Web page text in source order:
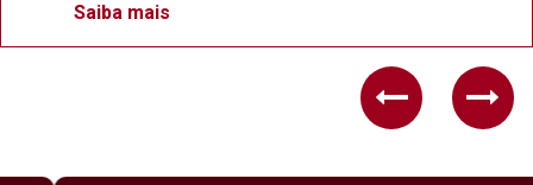
Saiba mais
Previous